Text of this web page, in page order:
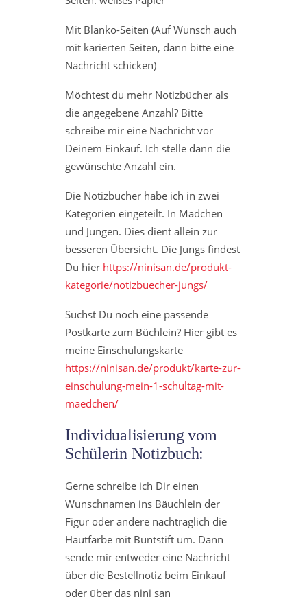
Mit Blanko-Seiten (Auf Wunsch auch
mit karierten Seiten, dann bitte eine
Nachricht schicken)
Möchtest du mehr Notizbücher als
die angegebene Anzahl? Bitte
schreibe mir eine Nachricht vor
Deinem Einkauf. Ich stelle dann die
gewünschte Anzahl ein.
Die Notizbücher habe ich in zwei
Kategorien eingeteilt. In Mädchen
und Jungen. Dies dient allein zur
besseren Übersicht. Die Jungs findest
Du hier https://ninisan.de/produkt-
kategorie/notizbuecher-jungs/
Suchst Du noch eine passende
Postkarte zum Büchlein? Hier gibt es
meine Einschulungskarte
https://ninisan.de/produkt/karte-zur-
einschulung-mein-1-schultag-mit-
maedchen/
Individualisierung vom
Schülerin Notizbuch:
Gerne schreibe ich Dir einen
Wunschnamen ins Bäuchlein der
Figur oder ändere nachträglich die
Hautfarbe mit Buntstift um. Dann
sende mir entweder eine Nachricht
über die Bestellnotiz beim Einkauf
oder über das nini san